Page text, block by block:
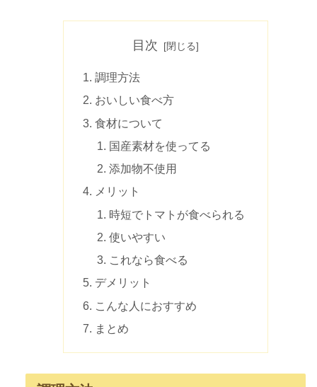
目次
調理方法
おいしい食べ方
食材について
国産素材を使ってる
添加物不使用
メリット
時短でトマトが食べられる
使いやすい
これなら食べる
デメリット
こんな人におすすめ
まとめ